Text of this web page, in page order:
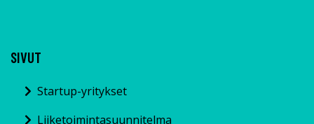
SIVUT
Startup-yritykset
Liiketoimintasuunnitelma